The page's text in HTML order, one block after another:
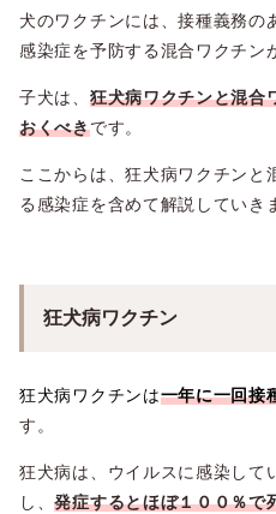
犬のワクチンには、接種義務の
感染症を予防する混合ワクチン
子犬は、 狂犬病ワクチンと混合
おくべきです。
ここからは、狂犬病ワクチンと
る感染症を含めて解説していき
狂犬病ワクチン
狂犬病ワクチンは一年に一回接
す。
狂犬病は、ウイルスに感染して
し、発症するとほぼ１００％で